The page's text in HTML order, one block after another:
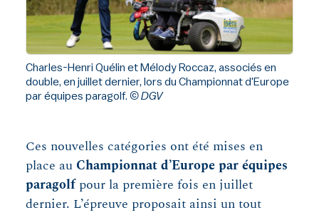
Charles-Henri Quélin et Mélody Roccaz, associés en
double, en juillet dernier, lors du Championnat d'Europe
par équipes paragolf. © DGV
Ces nouvelles catégories ont été mises en
place au Championnat d’Europe par équipes
paragolf pour la première fois en juillet
dernier. L’épreuve proposait ainsi un tout